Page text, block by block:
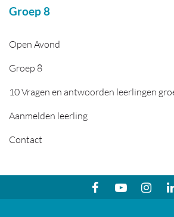
Groep 8
Open Avond
Groep 8
10 Vragen en antwoorden leerlingen
Aanmelden leerling
Contact